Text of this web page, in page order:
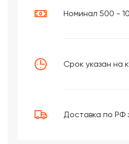
Номинал 500 -
Срок указан на
Доставка по РФ